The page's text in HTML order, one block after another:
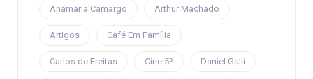
Anamaria Camargo Arthur Machado
Artigos Café Em Família
Carlos de Freitas Cine 5º Daniel Galli